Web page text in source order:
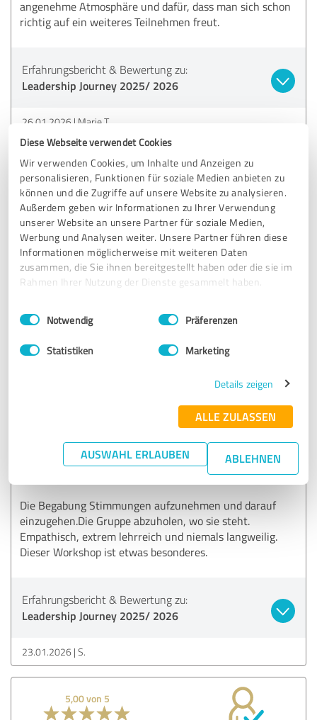
Diese Webseite verwendet Cookies
Wir verwenden Cookies, um Inhalte und Anzeigen zu
personalisieren, Funktionen für soziale Medien anbieten zu
können und die Zugriffe auf unsere Website zu analysieren.
Außerdem geben wir Informationen zu Ihrer Verwendung
unserer Website an unsere Partner für soziale Medien,
Werbung und Analysen weiter. Unsere Partner führen diese
Informationen möglicherweise mit weiteren Daten
zusammen, die Sie ihnen bereitgestellt haben oder die sie im
Rahmen Ihrer Nutzung der Dienste gesammelt haben.
Impressum Datenschutzbestimmungen
Einwilligungsauswahl
Notwendig Präferenzen
Statistiken Marketing
Details zeigen
ALLE ZULASSEN
AUSWAHL ERLAUBEN ABLEHNEN
angenehme Atmosphäre und dafür, dass man sich schon
richtig auf ein weiteres Teilnehmen freut.
Erfahrungsbericht & Bewertung zu:
Leadership Journey 2025/ 2026
26.01.2026 Marie T.
5,00 von 5
SEHR GUT Empfehlung
Hat mir immer spaß gemacht und konnte viele Dinge in
meinem Alltag umsetzen.
Tolle Frau ,hier hat das zuhören und mitmachen richtig
spaß gemacht :)
Leadership Journey 2025/ 2026
SEHR GUT Empfehlung
Die Begabung Stimmungen aufzunehmen und darauf
einzugehen.Die Gruppe abzuholen, wo sie steht.
Empathisch, extrem lehrreich und niemals langweilig.
Dieser Workshop ist etwas besonderes.
Erfahrungsbericht & Bewertung zu:
Leadership Journey 2025/ 2026
23.01.2026 S.
5,00 von 5